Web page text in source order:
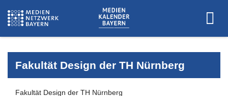
Fakultät Design der TH Nürnberg
Fakultät Design der TH Nürnberg